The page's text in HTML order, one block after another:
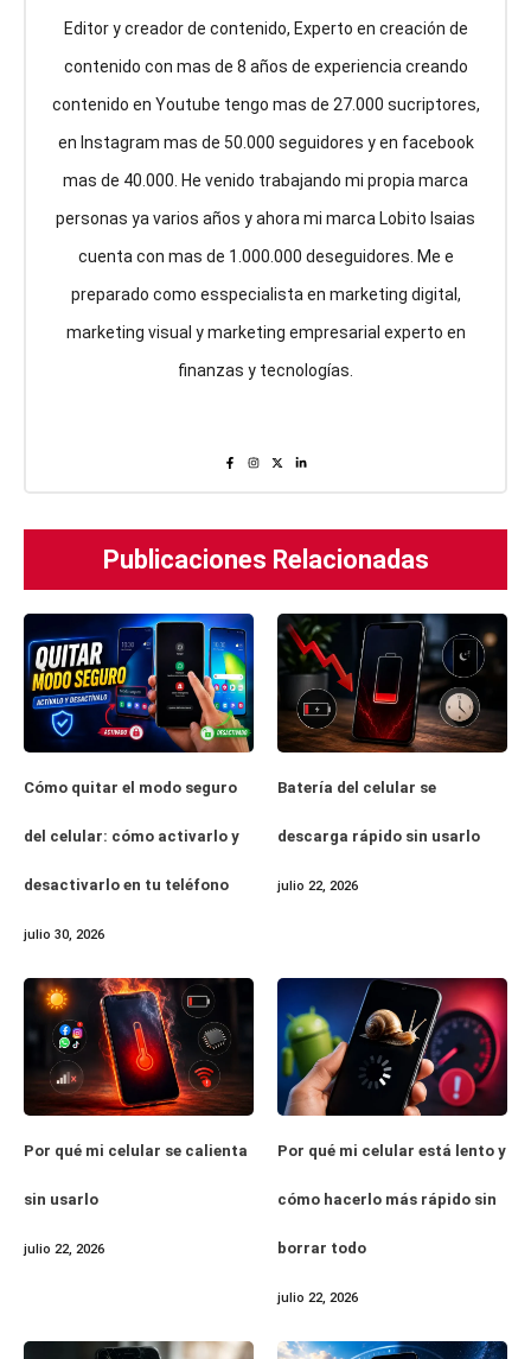
Editor y creador de contenido, Experto en creación de
contenido con mas de 8 años de experiencia creando
contenido en Youtube tengo mas de 27.000 sucriptores,
en Instagram mas de 50.000 seguidores y en facebook
mas de 40.000. He venido trabajando mi propia marca
personas ya varios años y ahora mi marca Lobito Isaias
cuenta con mas de 1.000.000 deseguidores. Me e
preparado como esspecialista en marketing digital,
marketing visual y marketing empresarial experto en
finanzas y tecnologías.
Publicaciones Relacionadas
Cómo quitar el modo seguro
del celular: cómo activarlo y
desactivarlo en tu teléfono
julio 30, 2026
Batería del celular se
descarga rápido sin usarlo
julio 22, 2026
Por qué mi celular se calienta
sin usarlo
julio 22, 2026
Por qué mi celular está lento y
cómo hacerlo más rápido sin
borrar todo
julio 22, 2026